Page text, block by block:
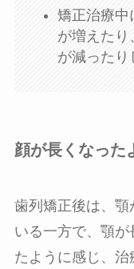
矯正治療中
が増えたり
が減ったり
顔が長くなった
歯列矯正後は、
いる一方で、顎
たように感じ、治